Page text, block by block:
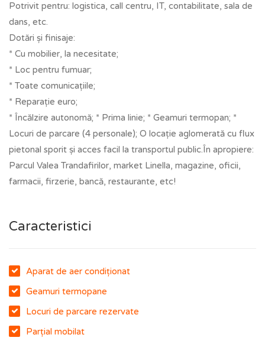
Potrivit pentru: logistica, call centru, IT, contabilitate, sala de
dans, etc.
Dotări și finisaje:
* Cu mobilier, la necesitate;
* Loc pentru fumuar;
* Toate comunicațiile;
* Reparație euro;
* Încălzire autonomă; * Prima linie; * Geamuri termopan; *
Locuri de parcare (4 personale); O locație aglomerată cu flux
pietonal sporit și acces facil la transportul public.În apropiere:
Parcul Valea Trandafirilor, market Linella, magazine, oficii,
farmacii, firzerie, bancă, restaurante, etc!
Caracteristici
Aparat de aer condiționat
Geamuri termopane
Locuri de parcare rezervate
Parțial mobilat